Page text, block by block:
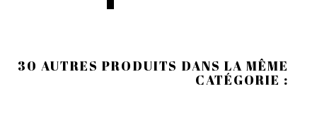
30 AUTRES PRODUITS DANS LA MÊME
CATÉGORIE :